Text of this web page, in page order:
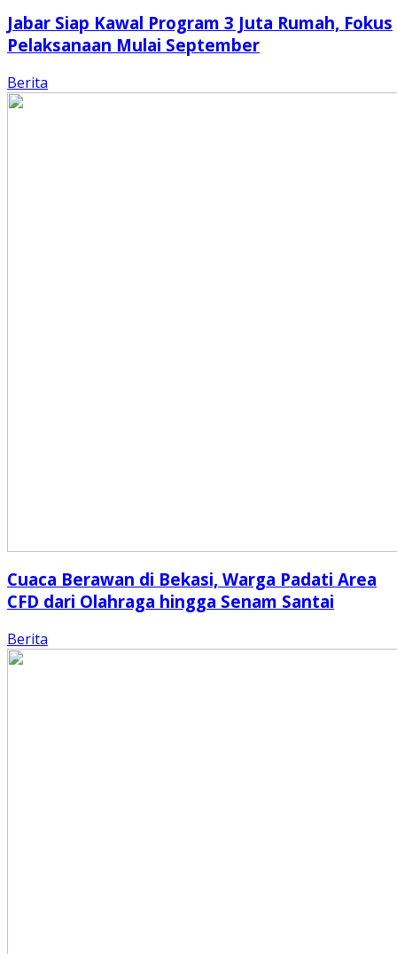
Jabar Siap Kawal Program 3 Juta Rumah, Fokus
Pelaksanaan Mulai September
Berita
Cuaca Berawan di Bekasi, Warga Padati Area
CFD dari Olahraga hingga Senam Santai
Berita